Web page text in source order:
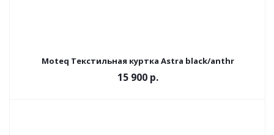
Moteq Текстильная куртка Astra black/anthr
15 900 р.